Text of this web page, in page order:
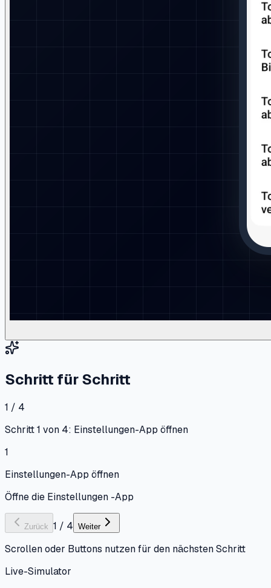
Schritt für Schritt
1 / 4
Schritt 1 von 4: Einstellungen-App öffnen
1
Einstellungen-App öffnen
Öffne die Einstellungen -App
Zurück 1 / 4 Weiter
Scrollen oder Buttons nutzen für den nächsten Schritt
Live-Simulator